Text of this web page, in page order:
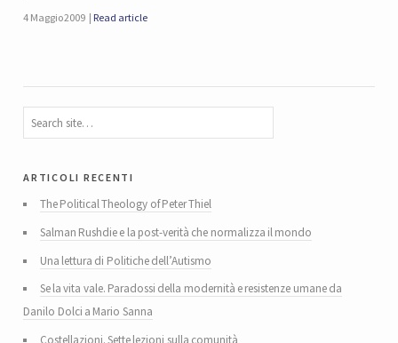
4 Maggio 2009 Read article
articoli recenti
The Political Theology of Peter Thiel
Salman Rushdie e la post-verità che normalizza il mondo
Una lettura di Politiche dell’Autismo
Se la vita vale. Paradossi della modernità e resistenze umane da
Danilo Dolci a Mario Sanna
Costellazioni. Sette lezioni sulla comunità